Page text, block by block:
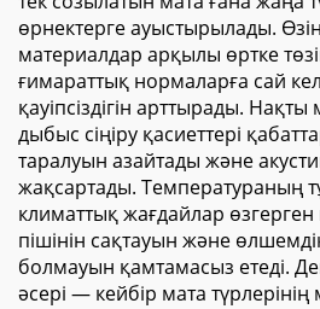
өрнектерге ауыстырылады.
материалдар арқылы өртке
ғимараттық нормаларға сай
қауіпсіздігін арттырады. Нақты
дыбыс сіңіру қасиеттері
таралуын азайтады және
жақсартады. Температураның
климаттық жағдайлар өзгерген
пішінін сақтауын және
болмауын қамтамасыз етеді.
әсері — кейбір мата